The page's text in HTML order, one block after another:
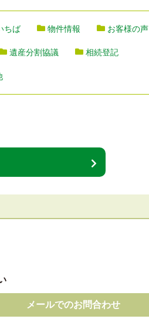
ちば 物件情報 お客様の声
遺産分割協議 相続登記
メールでのお問合わせ